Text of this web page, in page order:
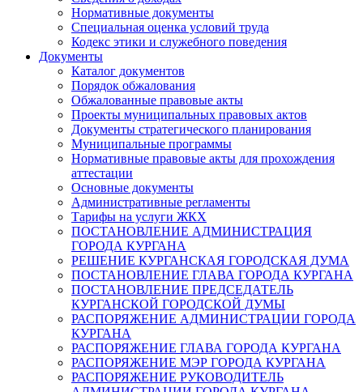
Нормативные документы
Специальная оценка условий труда
Кодекс этики и служебного поведения
Документы
Каталог документов
Порядок обжалования
Обжалованные правовые акты
Проекты муниципальных правовых актов
Документы стратегического планирования
Муниципальные программы
Нормативные правовые акты для прохождения
аттестации
Основные документы
Административные регламенты
Тарифы на услуги ЖКХ
ПОСТАНОВЛЕНИЕ АДМИНИСТРАЦИЯ
ГОРОДА КУРГАНА
РЕШЕНИЕ КУРГАНСКАЯ ГОРОДСКАЯ ДУМА
ПОСТАНОВЛЕНИЕ ГЛАВА ГОРОДА КУРГАНА
ПОСТАНОВЛЕНИЕ ПРЕДСЕДАТЕЛЬ
КУРГАНСКОЙ ГОРОДСКОЙ ДУМЫ
РАСПОРЯЖЕНИЕ АДМИНИСТРАЦИИ ГОРОДА
КУРГАНА
РАСПОРЯЖЕНИЕ ГЛАВА ГОРОДА КУРГАНА
РАСПОРЯЖЕНИЕ МЭР ГОРОДА КУРГАНА
РАСПОРЯЖЕНИЕ РУКОВОДИТЕЛЬ